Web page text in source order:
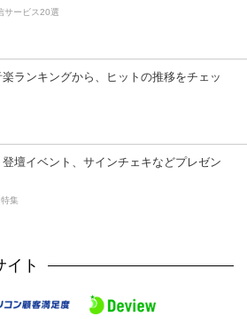
サービス20選
ランキングから、ヒットの推移をチェッ
壇イベント、サインチェキなどプレゼン
集
イト